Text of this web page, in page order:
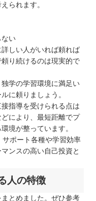
られます。
ない
しい人がいれば頼れば
り続けるのは現実的で
学の学習環境に満足い
に頼りましょう。
指導を受けられる点は
により、最短距離でプ
境が整っています。
ポート各種や学習効率
ンスの高い自己投資と
人の特徴
とめました。ぜひ参考